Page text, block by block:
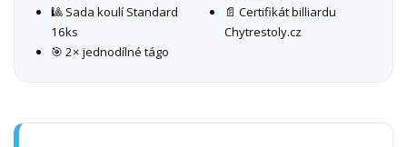
🎱 Sada koulí Standard
16ks
🎯 2× jednodílné tágo
📄 Certifikát billiardu
Chytrestoly.cz